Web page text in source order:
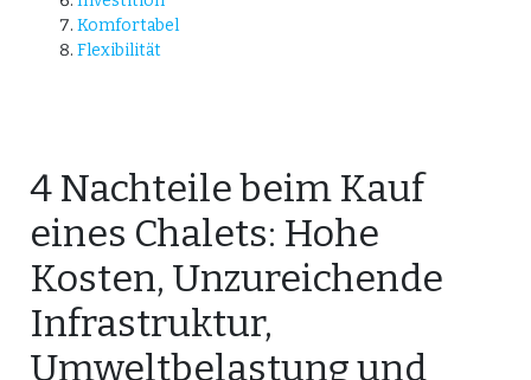
Komfortabel
Flexibilität
4 Nachteile beim Kauf
eines Chalets: Hohe
Kosten, Unzureichende
Infrastruktur,
Umweltbelastung und